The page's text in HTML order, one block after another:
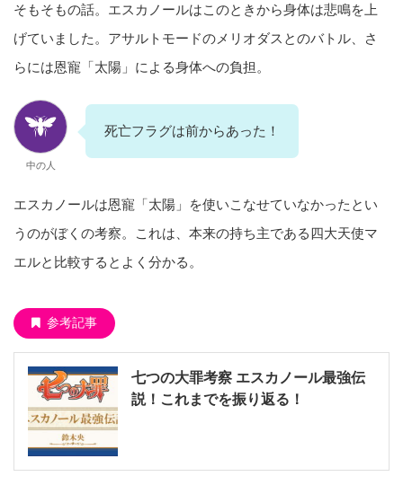
そもそもの話。エスカノールはこのときから身体は悲鳴を上
げていました。アサルトモードのメリオダスとのバトル、さ
らには恩寵「太陽」による身体への負担。
中の人
死亡フラグは前からあった！
エスカノールは恩寵「太陽」を使いこなせていなかったとい
うのがぼくの考察。これは、本来の持ち主である四大天使マ
エルと比較するとよく分かる。
参考記事
七つの大罪考察 エスカノール最強伝
説！これまでを振り返る！